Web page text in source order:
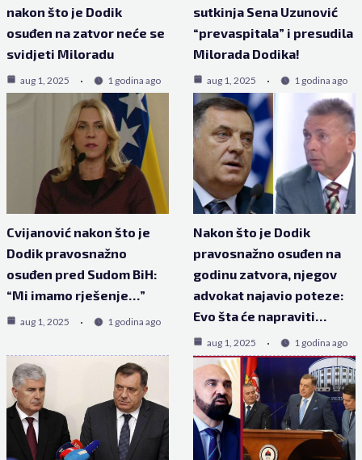
nakon što je Dodik
osuđen na zatvor neće se
svidjeti Miloradu
aug 1, 2025 1 godina ago
sutkinja Sena Uzunović
“prevaspitala” i presudila
Milorada Dodika!
aug 1, 2025 1 godina ago
Cvijanović nakon što je
Dodik pravosnažno
osuđen pred Sudom BiH:
“Mi imamo rješenje…”
aug 1, 2025 1 godina ago
Nakon što je Dodik
pravosnažno osuđen na
godinu zatvora, njegov
advokat najavio poteze:
Evo šta će napraviti…
aug 1, 2025 1 godina ago